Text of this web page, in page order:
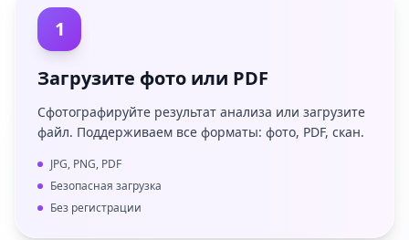
1
Загрузите фото или PDF
Сфотографируйте результат анализа или загрузите
файл. Поддерживаем все форматы: фото, PDF, скан.
JPG, PNG, PDF
Безопасная загрузка
Без регистрации